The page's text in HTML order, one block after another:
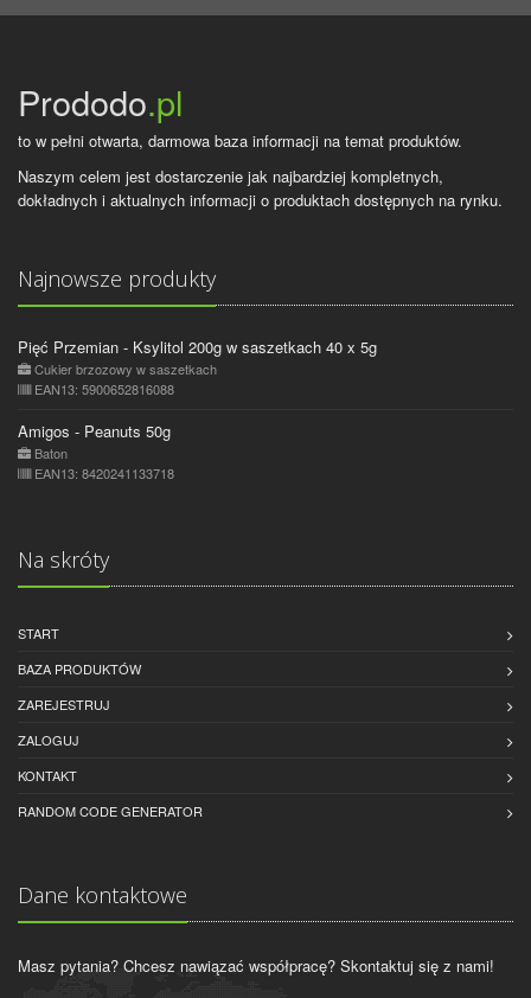
Prododo.pl
to w pełni otwarta, darmowa baza informacji na temat produktów.
Naszym celem jest dostarczenie jak najbardziej kompletnych,
dokładnych i aktualnych informacji o produktach dostępnych na rynku.
Najnowsze produkty
Pięć Przemian - Ksylitol 200g w saszetkach 40 x 5g
Cukier brzozowy w saszetkach
EAN13: 5900652816088
Amigos - Peanuts 50g
Baton
EAN13: 8420241133718
Na skróty
START
BAZA PRODUKTÓW
ZAREJESTRUJ
ZALOGUJ
KONTAKT
RANDOM CODE GENERATOR
Dane kontaktowe
Masz pytania? Chcesz nawiązać współpracę? Skontaktuj się z nami!